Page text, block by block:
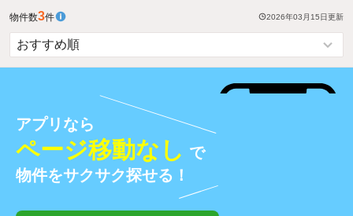
物件数3件 2026年03月15日更新
アプリなら
ページ移動なし で
物件をサクサク探せる！